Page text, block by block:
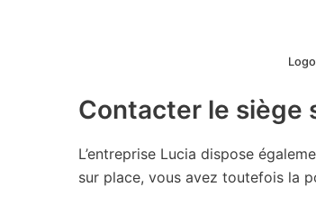
Contacter le siège
L’entreprise Lucia dispose
sur place, vous avez toutefois la